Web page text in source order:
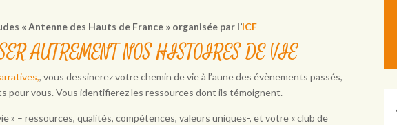
« Antenne des Hauts de France » organisée par l’ICF
AUTREMENT NOS HISTOIRES DE VIE
, vous dessinerez votre chemin de vie à l’aune des évènements passés,
pour vous. Vous identifierez les ressources dont ils témoignent.
» – ressources, qualités, compétences, valeurs uniques-, et votre « club de